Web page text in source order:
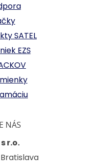
SATEL
EZS
NÁS
r.o.
Bratislava